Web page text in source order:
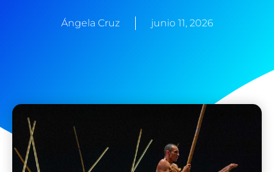
Ángela Cruz junio 11, 2026